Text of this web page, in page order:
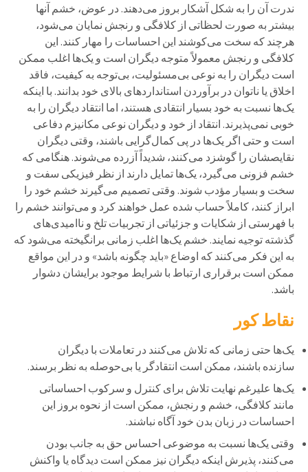
ندرت آن را به شکل آشکار بروز می‌دهند. در عوض، خشم آنها
بیشتر به صورت لحظاتی از کلافگی و رنجش نمایان می‌شود،
هرچند که سخت می‌کوشند این احساسات را مهار کنند. این
کلافگی و رنجش معمولاً متوجه دیگران است و یک‌ها اغلب ممکن
است دیگران را به نوعی بی‌مسئولیت، بی‌توجه به کیفیت، فاقد
اخلاق یا ناتوان در برآوردن استانداردهای بالای خود بدانند. با اینکه
یک‌ها نسبت به خود بسیار انتقادی هستند، اما انتقاد دیگران را به
خوبی نمی‌پذیرند. انتقاد از خود و دیگران نوعی مکانیزم دفاعی
است و حتی اگر یک‌ها در پی کمال‌گرایی باشند، وقتی دیگران
نقایصشان را گوشزد می‌کنند، شدیداً آزرده می‌شوند. هنگامی که
خشم فزونی می‌گیرد، یک‌ها تمایل دارند از نظر فیزیکی سفت و
سخت و بسیار مؤدب شوند. وقتی تصمیم می‌گیرند خشم خود را
ابراز کنند، کاملاً حساب شده عمل خواهند کرد و می‌توانند خشم را
با فهرستی از شکایات و جزئیاتی از تجربیات تلخ و ناامیدی‌های
گذشته توجیه نمایند. خشم یک‌ها اغلب زمانی برانگیخته می‌شود که
به این فکر می‌کنند که اوضاع «باید چگونه باشد» و در این مواقع
ممکن است برقراری ارتباط با شرایط موجود برایشان دشوار
باشد.
نقاط کور
یک‌ها حتی زمانی که تلاش می‌کنند در تعاملات با دیگران
سازنده باشند، ممکن است انتقادگر یا بی‌حوصله به نظر برسند.
یک‌ها علیرغم نهایت تلاش برای کنترل و سرکوب احساساتی
مانند کلافگی، خشم و رنجش، ممکن است از نحوه بروز این
احساسات در زبان بدن خود آگاه نباشند.
وقتی یک‌ها نسبت به موضوعی احساس حق به جانب بودن
می‌کنند، پذیرش اینکه دیگران نیز ممکن است دیدگاه یا واکنش